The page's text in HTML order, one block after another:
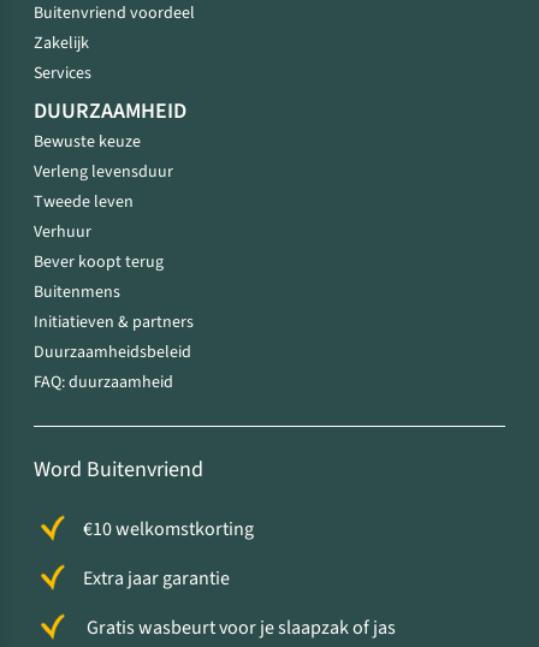
Buitenvriend voordeel
Zakelijk
Services
DUURZAAMHEID
Bewuste keuze
Verleng levensduur
Tweede leven
Verhuur
Bever koopt terug
Buitenmens
Initiatieven & partners
Duurzaamheidsbeleid
FAQ: duurzaamheid
Word Buitenvriend
€10 welkomstkorting
Extra jaar garantie
Gratis wasbeurt voor je slaapzak of jas